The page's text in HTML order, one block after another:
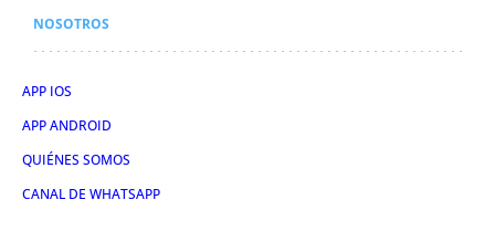
NOSOTROS
APP IOS
APP ANDROID
QUIÉNES SOMOS
CANAL DE WHATSAPP